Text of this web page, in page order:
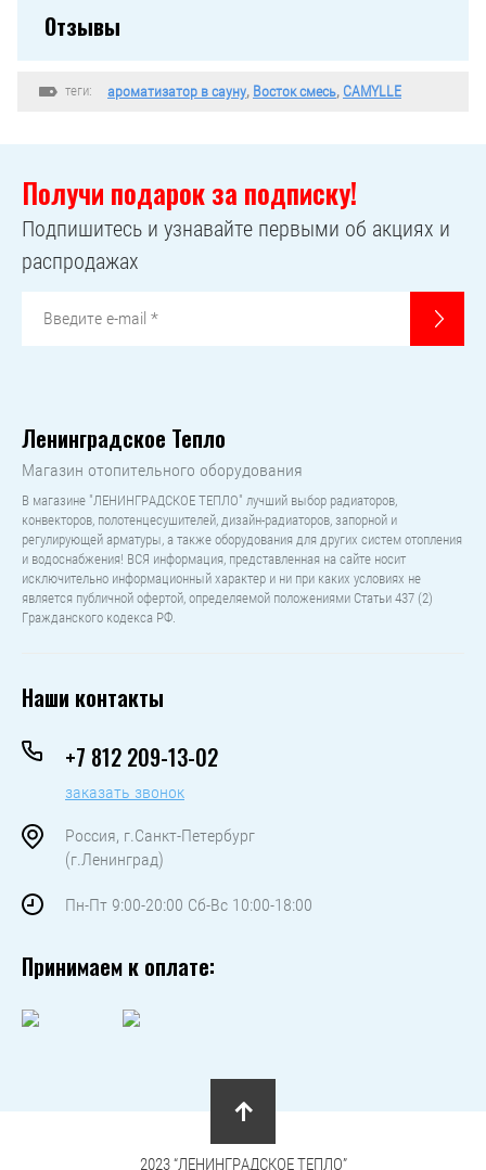
Отзывы
теги: ароматизатор в сауну, Восток смесь, CAMYLLE
Получи подарок за подписку!
Подпишитесь и узнавайте первыми об акциях и
распродажах
Ленинградское Тепло
Магазин отопительного оборудования
В магазине "ЛЕНИНГРАДСКОЕ ТЕПЛО" лучший выбор радиаторов,
конвекторов, полотенцесушителей, дизайн-радиаторов, запорной и
регулирующей арматуры, а также оборудования для других систем отопления
и водоснабжения! ВСЯ информация, представленная на сайте носит
исключительно информационный характер и ни при каких условиях не
является публичной офертой, определяемой положениями Статьи 437 (2)
Гражданского кодекса РФ.
Наши контакты
+7 812 209-13-02
заказать звонок
Россия, г.Санкт-Петербург
(г.Ленинград)
Пн-Пт 9:00-20:00 Сб-Вс 10:00-18:00
Принимаем к оплате:
2023 “ЛЕНИНГРАДСКОЕ ТЕПЛО”